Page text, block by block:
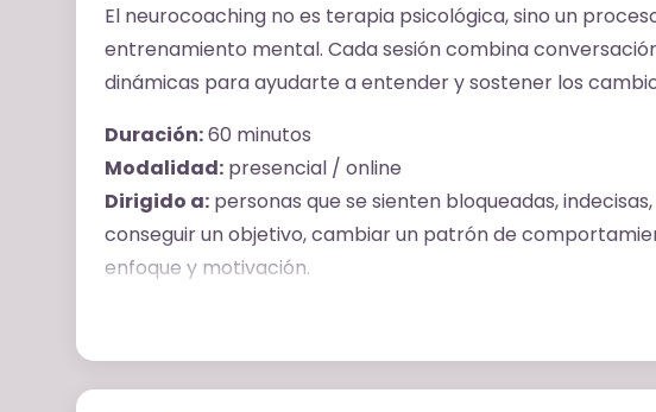
El neurocoaching no es terapia psicológica, sino un
entrenamiento mental. Cada sesión combina
dinámicas para ayudarte a entender y sostener los
Duración:60 minutos
Modalidad: presencial / online
Dirigido a: personas que se sienten bloqueadas,
conseguir un objetivo, cambiar un patrón de
enfoque y motivación.
Cambiar empieza por comprender cómo funcionas.